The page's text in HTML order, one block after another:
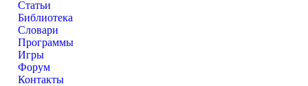
Статьи
Библиотека
Словари
Программы
Игры
Форум
Контакты